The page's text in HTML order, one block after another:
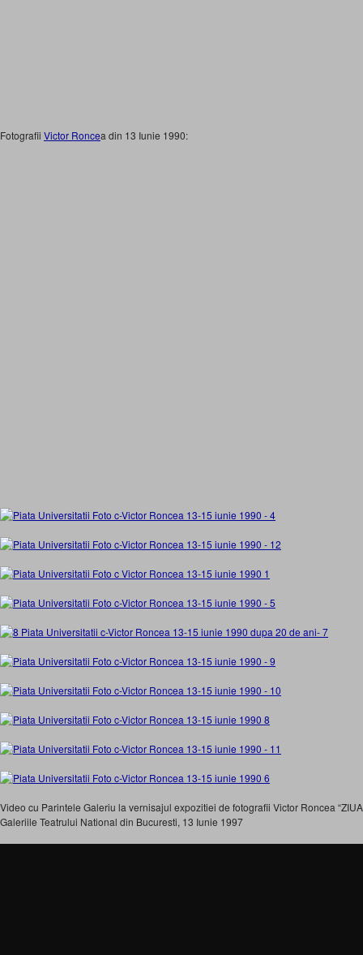
Fotografii Victor Roncea din 13 Iunie 1990:
Video cu Parintele Galeriu la vernisajul expozitiei de fotografii Victor Roncea
Galeriile Teatrului National din Bucuresti, 13 Iunie 1997